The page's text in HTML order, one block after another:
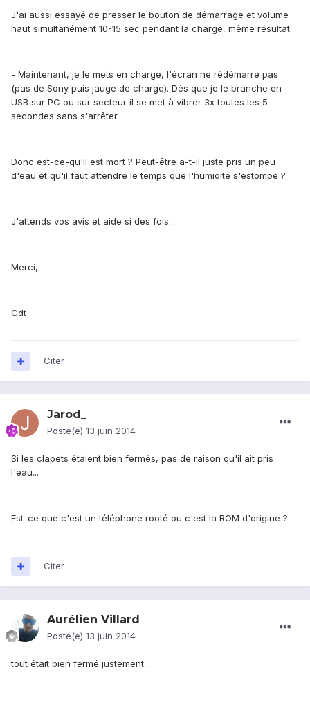
J'ai aussi essayé de presser le bouton de démarrage et volume
haut simultanément 10-15 sec pendant la charge, même résultat.
- Maintenant, je le mets en charge, l'écran ne rédémarre pas
(pas de Sony puis jauge de charge). Dès que je le branche en
USB sur PC ou sur secteur il se met à vibrer 3x toutes les 5
secondes sans s'arrêter.
Donc est-ce-qu'il est mort ? Peut-être a-t-il juste pris un peu
d'eau et qu'il faut attendre le temps que l'humidité s'estompe ?
J'attends vos avis et aide si des fois....
Merci,
Cdt
Citer
Jarod_
Posté(e) 13 juin 2014
Si les clapets étaient bien fermés, pas de raison qu'il ait pris
l'eau...
Est-ce que c'est un téléphone rooté ou c'est la ROM d'origine ?
Citer
Aurélien Villard
Posté(e) 13 juin 2014
tout était bien fermé justement...